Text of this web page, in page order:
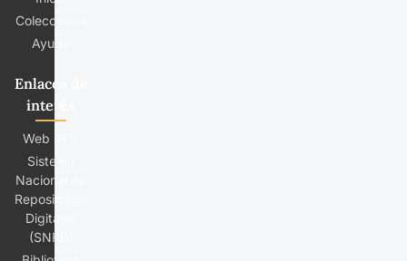
Colecciones
Ayuda
Enlaces de
interés
Web INTI
Sistema
Nacional de
Repositorios
Digitales
(SNRD)